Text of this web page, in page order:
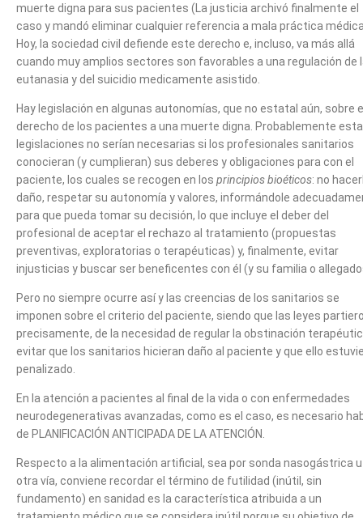
muerte digna para sus pacientes (La justicia archivó finalmente el
caso y mandó eliminar cualquier referencia a mala práctica
Hoy, la sociedad civil defiende este derecho e, incluso, va más allá
cuando muy amplios sectores son favorables a una regulación de
eutanasia y del suicidio medicamente asistido.
Hay legislación en algunas autonomías, que no estatal aún, sobre
derecho de los pacientes a una muerte digna. Probablemente
legislaciones no serían necesarias si los profesionales sanitarios
conocieran (y cumplieran) sus deberes y obligaciones para con el
paciente, los cuales se recogen en los principios bioéticos: no
daño, respetar su autonomía y valores, informándole
para que pueda tomar su decisión, lo que incluye el deber del
profesional de aceptar el rechazo al tratamiento (propuestas
preventivas, exploratorias o terapéuticas) y, finalmente, evitar
injusticias y buscar ser beneficentes con él (y su familia o
Pero no siempre ocurre así y las creencias de los sanitarios se
imponen sobre el criterio del paciente, siendo que las leyes
precisamente, de la necesidad de regular la obstinación
evitar que los sanitarios hicieran daño al paciente y que ello
penalizado.
En la atención a pacientes al final de la vida o con enfermedades
neurodegenerativas avanzadas, como es el caso, es necesario
de PLANIFICACIÓN ANTICIPADA DE LA ATENCIÓN.
Respecto a la alimentación artificial, sea por sonda nasogástrica u
otra vía, conviene recordar el término de futilidad (inútil, sin
fundamento) en sanidad es la característica atribuida a un